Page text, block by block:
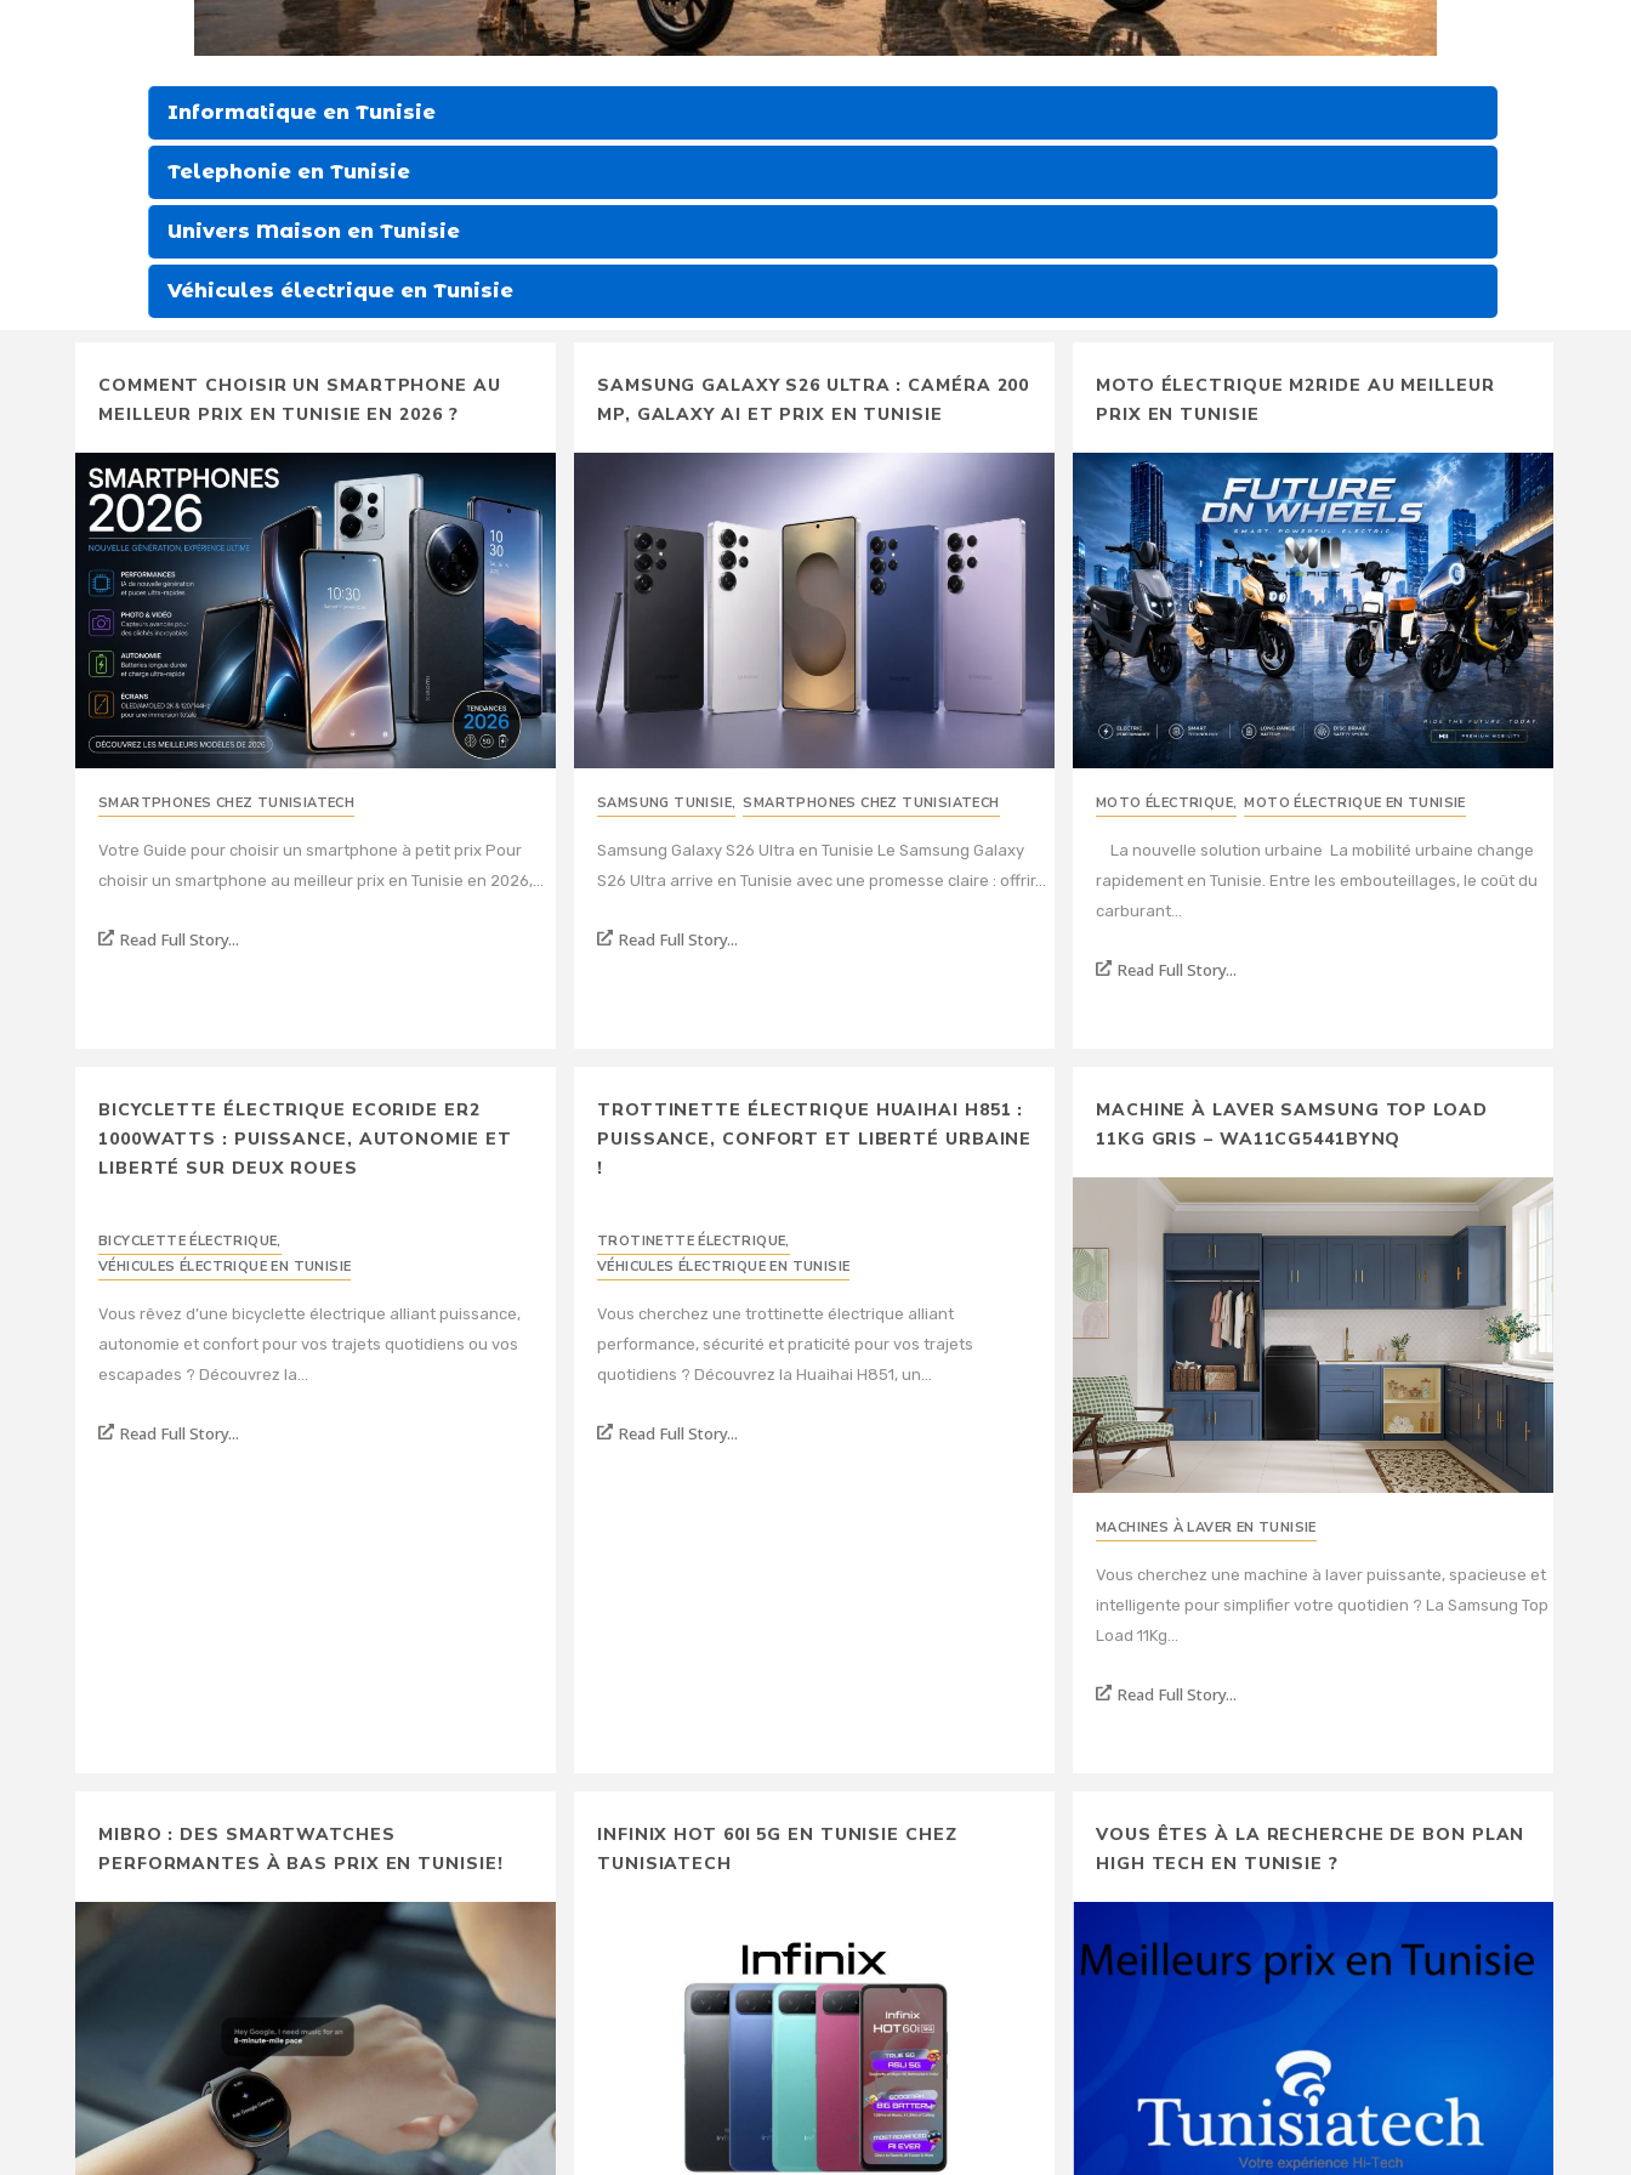
Informatique en Tunisie
Telephonie en Tunisie
Univers Maison en Tunisie
Véhicules électrique en Tunisie
COMMENT CHOISIR UN SMARTPHONE AU
MEILLEUR PRIX EN TUNISIE EN 2026 ?
SMARTPHONES CHEZ TUNISIATECH
Votre Guide pour choisir un smartphone à petit prix Pour
choisir un smartphone au meilleur prix en Tunisie en 2026,...
Read Full Story...
SAMSUNG GALAXY S26 ULTRA : CAMÉRA 200
MP, GALAXY AI ET PRIX EN TUNISIE
SAMSUNG TUNISIE, SMARTPHONES CHEZ TUNISIATECH
Samsung Galaxy S26 Ultra en Tunisie Le Samsung Galaxy
S26 Ultra arrive en Tunisie avec une promesse claire : offrir...
Read Full Story...
MOTO ÉLECTRIQUE M2RIDE AU MEILLEUR
PRIX EN TUNISIE
MOTO ÉLECTRIQUE, MOTO ÉLECTRIQUE EN TUNISIE
La nouvelle solution urbaine La mobilité urbaine change
rapidement en Tunisie. Entre les embouteillages, le coût du
carburant...
Read Full Story...
BICYCLETTE ÉLECTRIQUE ECORIDE ER2
1000WATTS : PUISSANCE, AUTONOMIE ET
LIBERTÉ SUR DEUX ROUES
BICYCLETTE ÉLECTRIQUE,
VÉHICULES ÉLECTRIQUE EN TUNISIE
Vous rêvez d’une bicyclette électrique alliant puissance,
autonomie et confort pour vos trajets quotidiens ou vos
escapades ? Découvrez la...
Read Full Story...
TROTTINETTE ÉLECTRIQUE HUAIHAI H851 :
PUISSANCE, CONFORT ET LIBERTÉ URBAINE
!
TROTINETTE ÉLECTRIQUE,
VÉHICULES ÉLECTRIQUE EN TUNISIE
Vous cherchez une trottinette électrique alliant
performance, sécurité et praticité pour vos trajets
quotidiens ? Découvrez la Huaihai H851, un...
Read Full Story...
MACHINE À LAVER SAMSUNG TOP LOAD
11KG GRIS – WA11CG5441BYNQ
MACHINES À LAVER EN TUNISIE
Vous cherchez une machine à laver puissante, spacieuse et
intelligente pour simplifier votre quotidien ? La Samsung Top
Load 11Kg...
Read Full Story...
MIBRO : DES SMARTWATCHES
PERFORMANTES À BAS PRIX EN TUNISIE!
INFINIX HOT 60I 5G EN TUNISIE CHEZ
TUNISIATECH
VOUS ÊTES À LA RECHERCHE DE BON PLAN
HIGH TECH EN TUNISIE ?